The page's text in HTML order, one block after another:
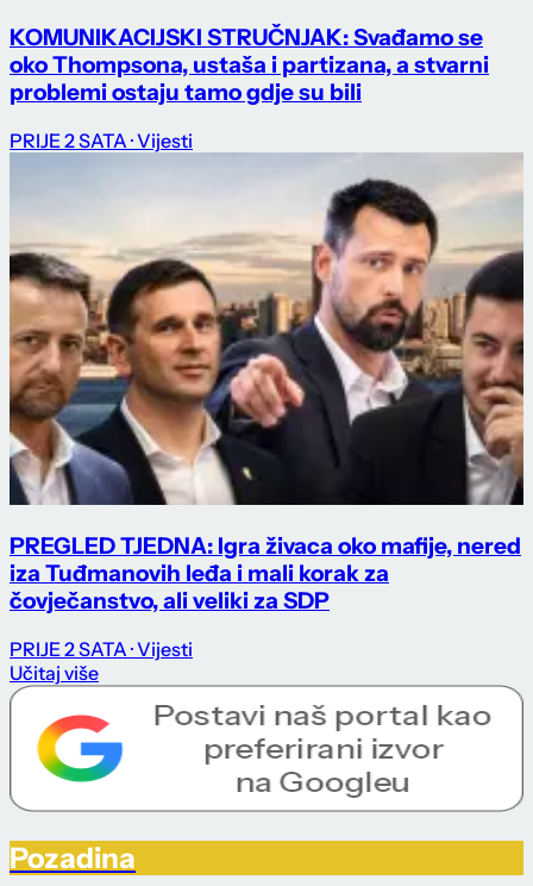
KOMUNIKACIJSKI STRUČNJAK: Svađamo se
oko Thompsona, ustaša i partizana, a stvarni
problemi ostaju tamo gdje su bili
PRIJE 2 SATA · Vijesti
PREGLED TJEDNA: Igra živaca oko mafije, nered
iza Tuđmanovih leđa i mali korak za
čovječanstvo, ali veliki za SDP
PRIJE 2 SATA · Vijesti
Učitaj više
Pozadina